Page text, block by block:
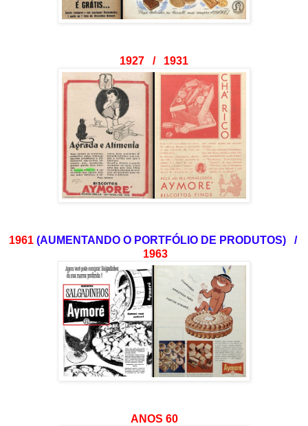
1927 / 1931
1961(AUMENTANDO O PORTFÓLIO DE PRODUTOS) /
1963
ANOS 60